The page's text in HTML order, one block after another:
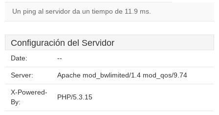
Un ping al servidor da un tiempo de 11.9 ms.
Configuración del Servidor
Date: --
Server: Apache mod_bwlimited/1.4 mod_qos/9.74
X-Powered-
By:
PHP/5.3.15